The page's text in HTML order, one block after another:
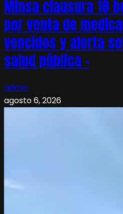
Minsa clausura 18
por venta de
vencidos y alerta
salud pública –
admin
agosto 6, 2026